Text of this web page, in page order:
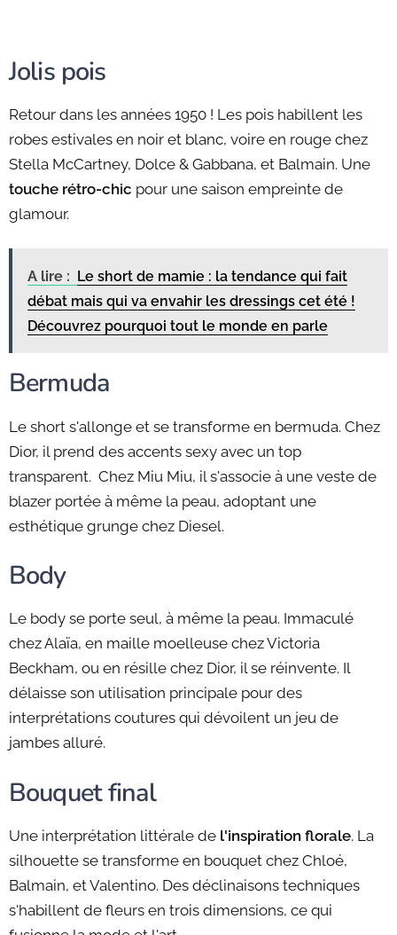
Jolis pois
Retour dans les années 1950 ! Les pois habillent les
robes estivales en noir et blanc, voire en rouge chez
Stella McCartney, Dolce & Gabbana, et Balmain. Une
touche rétro-chic pour une saison empreinte de
glamour.
A lire :
Le short de mamie : la tendance qui fait
débat mais qui va envahir les dressings cet été !
Découvrez pourquoi tout le monde en parle
Bermuda
Le short s'allonge et se transforme en bermuda. Chez
Dior, il prend des accents sexy avec un top
transparent. Chez Miu Miu, il s'associe à une veste de
blazer portée à même la peau, adoptant une
esthétique grunge chez Diesel.
Body
Le body se porte seul, à même la peau. Immaculé
chez Alaïa, en maille moelleuse chez Victoria
Beckham, ou en résille chez Dior, il se réinvente. Il
délaisse son utilisation principale pour des
interprétations coutures qui dévoilent un jeu de
jambes alluré.
Bouquet final
Une interprétation littérale de l'inspiration florale. La
silhouette se transforme en bouquet chez Chloé,
Balmain, et Valentino. Des déclinaisons techniques
s'habillent de fleurs en trois dimensions, ce qui